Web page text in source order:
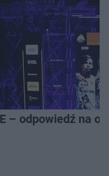
– odpowiedź na